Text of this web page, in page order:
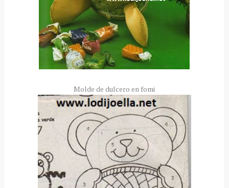
Molde de dulcero en fomi